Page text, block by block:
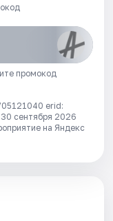
промокод
erid:
сентября 2026
на Яндекс